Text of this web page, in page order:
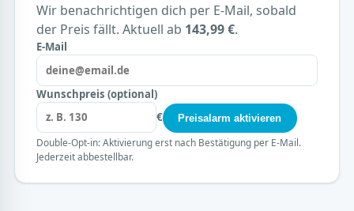
Wir benachrichtigen dich per E-Mail, sobald
der Preis fällt. Aktuell ab 143,99 €.
E-Mail
Wunschpreis (optional)
€
Preisalarm aktivieren
Double-Opt-in: Aktivierung erst nach Bestätigung per E-Mail.
Jederzeit abbestellbar.